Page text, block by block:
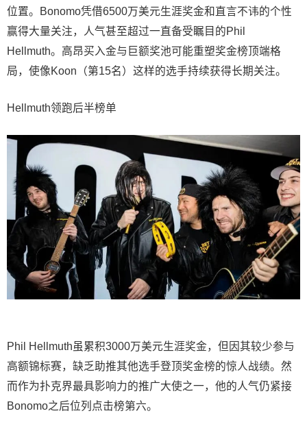
位置。Bonomo凭借6500万美元生涯奖金和直言不讳的个性
赢得大量关注，人气甚至超过一直备受瞩目的Phil
Hellmuth。高昂买入金与巨额奖池可能重塑奖金榜顶端格
局，使像Koon（第15名）这样的选手持续获得长期关注。
Hellmuth领跑后半榜单
Phil Hellmuth虽累积3000万美元生涯奖金，但因其较少参与
高额锦标赛，缺乏助推其他选手登顶奖金榜的惊人战绩。然
而作为扑克界最具影响力的推广大使之一，他的人气仍紧接
Bonomo之后位列点击榜第六。